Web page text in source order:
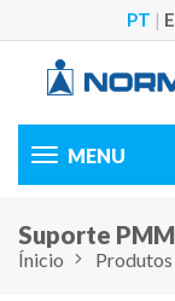
PT |
Toggle
Suporte
Ínicio Produtos